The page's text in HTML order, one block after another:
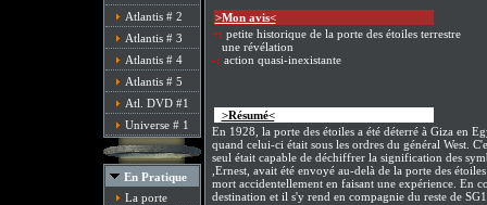
Atlantis # 2
Atlantis # 3
Atlantis # 4
Atlantis # 5
Atl. DVD #1
Universe # 1
En Pratique
La porte
>Mon avis<
+: petite historique de la porte des étoiles terrestre
une révélation
-: action quasi-inexistante
>Résumé</font><
En 1928, la porte des étoiles a été déterré à Giza en
quand celui-ci était sous les ordres du général West.
seul était capable de déchiffrer la signification des
,Ernest, avait été envoyé au-delà de la porte des
mort accidentellement en faisant une expérience. En
destination et il s'y rend en compagnie du reste de